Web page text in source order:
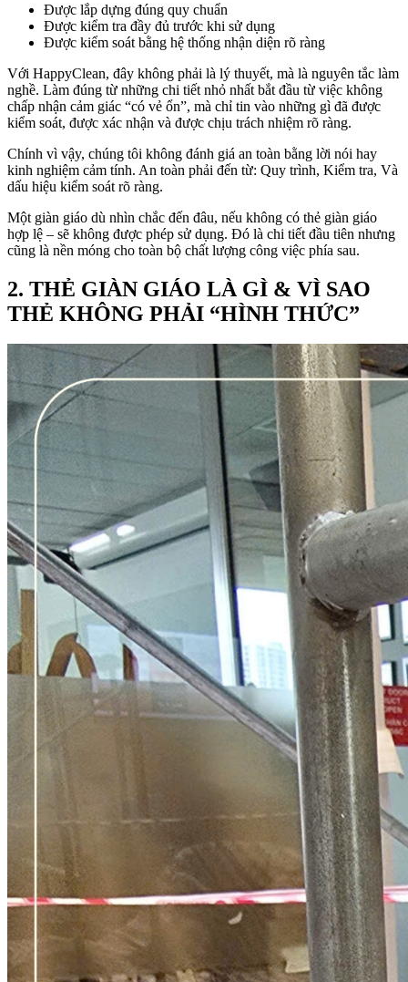
Được lắp dựng đúng quy chuẩn
Được kiểm tra đầy đủ trước khi sử dụng
Được kiểm soát bằng hệ thống nhận diện rõ ràng
Với HappyClean, đây không phải là lý thuyết, mà là nguyên tắc làm
nghề. Làm đúng từ những chi tiết nhỏ nhất bắt đầu từ việc không
chấp nhận cảm giác “có vẻ ổn”, mà chỉ tin vào những gì đã được
kiểm soát, được xác nhận và được chịu trách nhiệm rõ ràng.
Chính vì vậy, chúng tôi không đánh giá an toàn bằng lời nói hay
kinh nghiệm cảm tính. An toàn phải đến từ: Quy trình, Kiểm tra, Và
dấu hiệu kiểm soát rõ ràng.
Một giàn giáo dù nhìn chắc đến đâu, nếu không có thẻ giàn giáo
hợp lệ – sẽ không được phép sử dụng. Đó là chi tiết đầu tiên nhưng
cũng là nền móng cho toàn bộ chất lượng công việc phía sau.
2. THẺ GIÀN GIÁO LÀ GÌ & VÌ SAO
THẺ KHÔNG PHẢI “HÌNH THỨC”